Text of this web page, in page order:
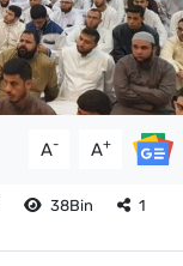
A- A+
38Bin
1